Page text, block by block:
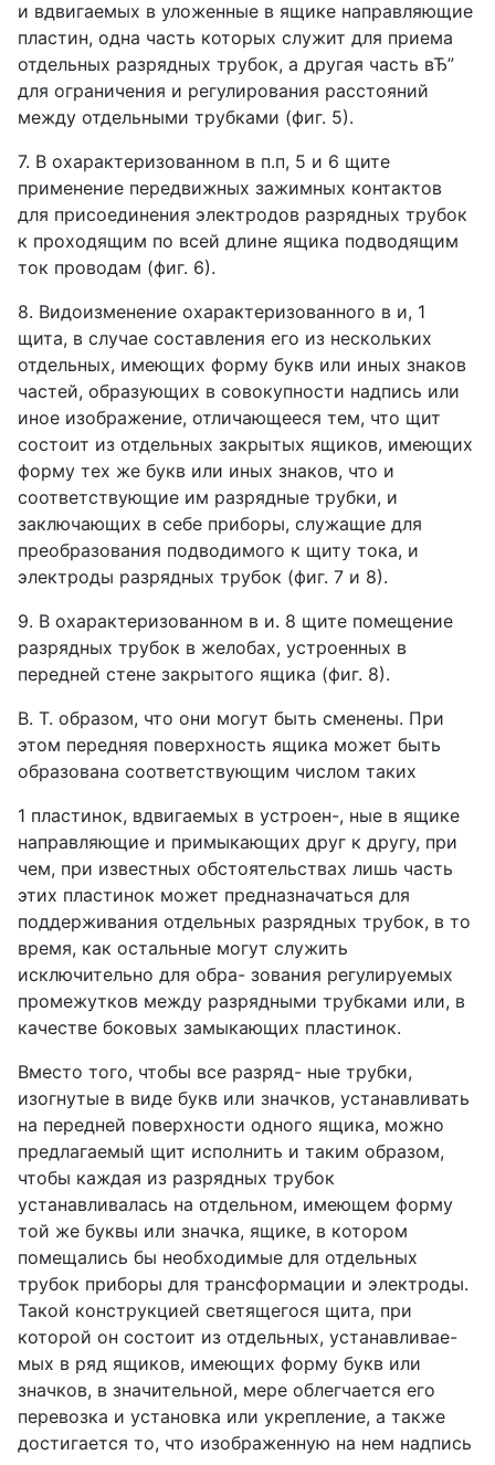
и вдвигаемых в уложенные в ящике направляющие
пластин, одна часть которых служит для приема
отдельных разрядных трубок, а другая часть вЂ”
для ограничения и регулирования расстояний
между отдельными трубками (фиг. 5).
7. В охарактеризованном в п.п, 5 и 6 щите
применение передвижных зажимных контактов
для присоединения электродов разрядных трубок
к проходящим по всей длине ящика подводящим
ток проводам (фиг. 6).
8. Видоизменение охарактеризованного в и, 1
щита, в случае составления его из нескольких
отдельных, имеющих форму букв или иных знаков
частей, образующих в совокупности надпись или
иное изображение, отличающееся тем, что щит
состоит из отдельных закрытых ящиков, имеющих
форму тех же букв или иных знаков, что и
соответствующие им разрядные трубки, и
заключающих в себе приборы, служащие для
преобразования подводимого к щиту тока, и
электроды разрядных трубок (фиг. 7 и 8).
9. В охарактеризованном в и. 8 щите помещение
разрядных трубок в желобах, устроенных в
передней стене закрытого ящика (фиг. 8).
В. Т. образом, что они могут быть сменены. При
этом передняя поверхность ящика может быть
образована соответствующим числом таких
1 пластинок, вдвигаемых в устроен-, ные в ящике
направляющие и примыкающих друг к другу, при
чем, при известных обстоятельствах лишь часть
этих пластинок может предназначаться для
поддерживания отдельных разрядных трубок, в то
время, как остальные могут служить
исключительно для обра- зования регулируемых
промежутков между разрядными трубками или, в
качестве боковых замыкающих пластинок.
Вместо того, чтобы все разряд- ные трубки,
изогнутые в виде букв или значков, устанавливать
на передней поверхности одного ящика, можно
предлагаемый щит исполнить и таким образом,
чтобы каждая из разрядных трубок
устанавливалась на отдельном, имеющем форму
той же буквы или значка, ящике, в котором
помещались бы необходимые для отдельных
трубок приборы для трансформации и электроды.
Такой конструкцией светящегося щита, при
которой он состоит из отдельных, устанавливае-
мых в ряд ящиков, имеющих форму букв или
значков, в значительной, мере облегчается его
перевозка и установка или укрепление, а также
достигается то, что изображенную на нем надпись